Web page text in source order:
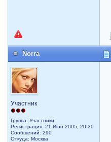
Norra
Участник
Группа: Участники
Регистрация: 21 Июн 2005, 20:30
Сообщений: 290
Откуда: Москва